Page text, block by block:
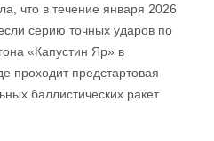
что в течение января 2026
серию точных ударов по
«Капустин Яр» в
проходит предстартовая
баллистических ракет